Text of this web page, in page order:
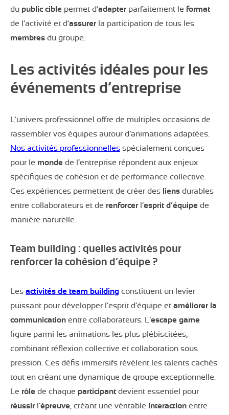
du public cible permet d’adapterparfaitement le format
de l’activité et d’assurerla participation de tous les
membres du groupe.
Les activités idéales pour les
événements d’entreprise
L’univers professionnel offre de multiples occasions de
rassembler vos équipes autour d’animations adaptées.
Nos activités professionnelles spécialement conçues
pour le monde de l’entreprise répondent aux enjeux
spécifiques de cohésion et de performance collective.
Ces expériences permettent de créer des liens durables
entre collaborateurs et de renforcerl’esprit d’équipe de
manière naturelle.
Team building : quelles activités pour
renforcer la cohésion d’équipe ?
Les activités de team building constituent un levier
puissant pour développer l’esprit d’équipe et améliorer la
communication entre collaborateurs. L’escape game
figure parmi les animations les plus plébiscitées,
combinant réflexion collective et collaboration sous
pression. Ces défis immersifs révèlent les talents cachés
tout en créant une dynamique de groupe exceptionnelle.
Le rôle de chaque participant devient essentiel pour
réussirl’épreuve, créant une véritable interaction entre